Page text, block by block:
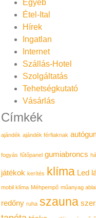
Egyéb
Étel-Ital
Hírek
Ingatlan
Internet
Szállás-Hotel
Szolgáltatás
Tehetségkutató
Vásárlás
Címkék
ajándék ajándék férfiaknak
fogyás fűtőpanel gumiabroncs
játékok kerítés klíma Led
mobil klíma Méhpempő műanyag
redőny ruha szauna